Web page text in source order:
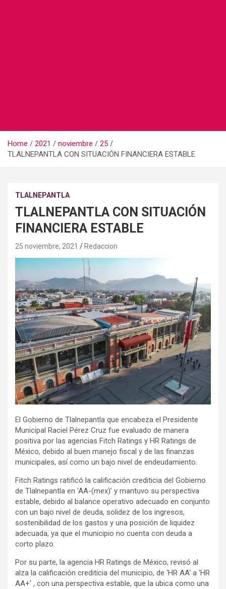
Home 2021 noviembre
25
TLALNEPANTLA CON SITUACIÓN FINANCIERA ESTABLE
TLALNEPANTLA
TLALNEPANTLA CON SITUACIÓN
FINANCIERA ESTABLE
25 noviembre, 2021 Redaccion
El Gobierno de Tlalnepantla que encabeza el Presidente
Municipal Raciel Pérez Cruz fue evaluado de manera
positiva por las agencias Fitch Ratings y HR Ratings de
México, debido al buen manejo fiscal y de las finanzas
municipales, así como un bajo nivel de endeudamiento.
Fitch Ratings ratificó la calificación crediticia del Gobierno
de Tlalnepantla en ‘AA-(mex)’ y mantuvo su perspectiva
estable, debido al balance operativo adecuado en conjunto
con un bajo nivel de deuda, solidez de los ingresos,
sostenibilidad de los gastos y una posición de liquidez
adecuada, ya que el municipio no cuenta con deuda a
corto plazo.
Por su parte, la agencia HR Ratings de México, revisó al
alza la calificación crediticia del municipio, de ‘HR AA‘ a ‘HR
AA+’ , con una perspectiva estable, que la ubica como una